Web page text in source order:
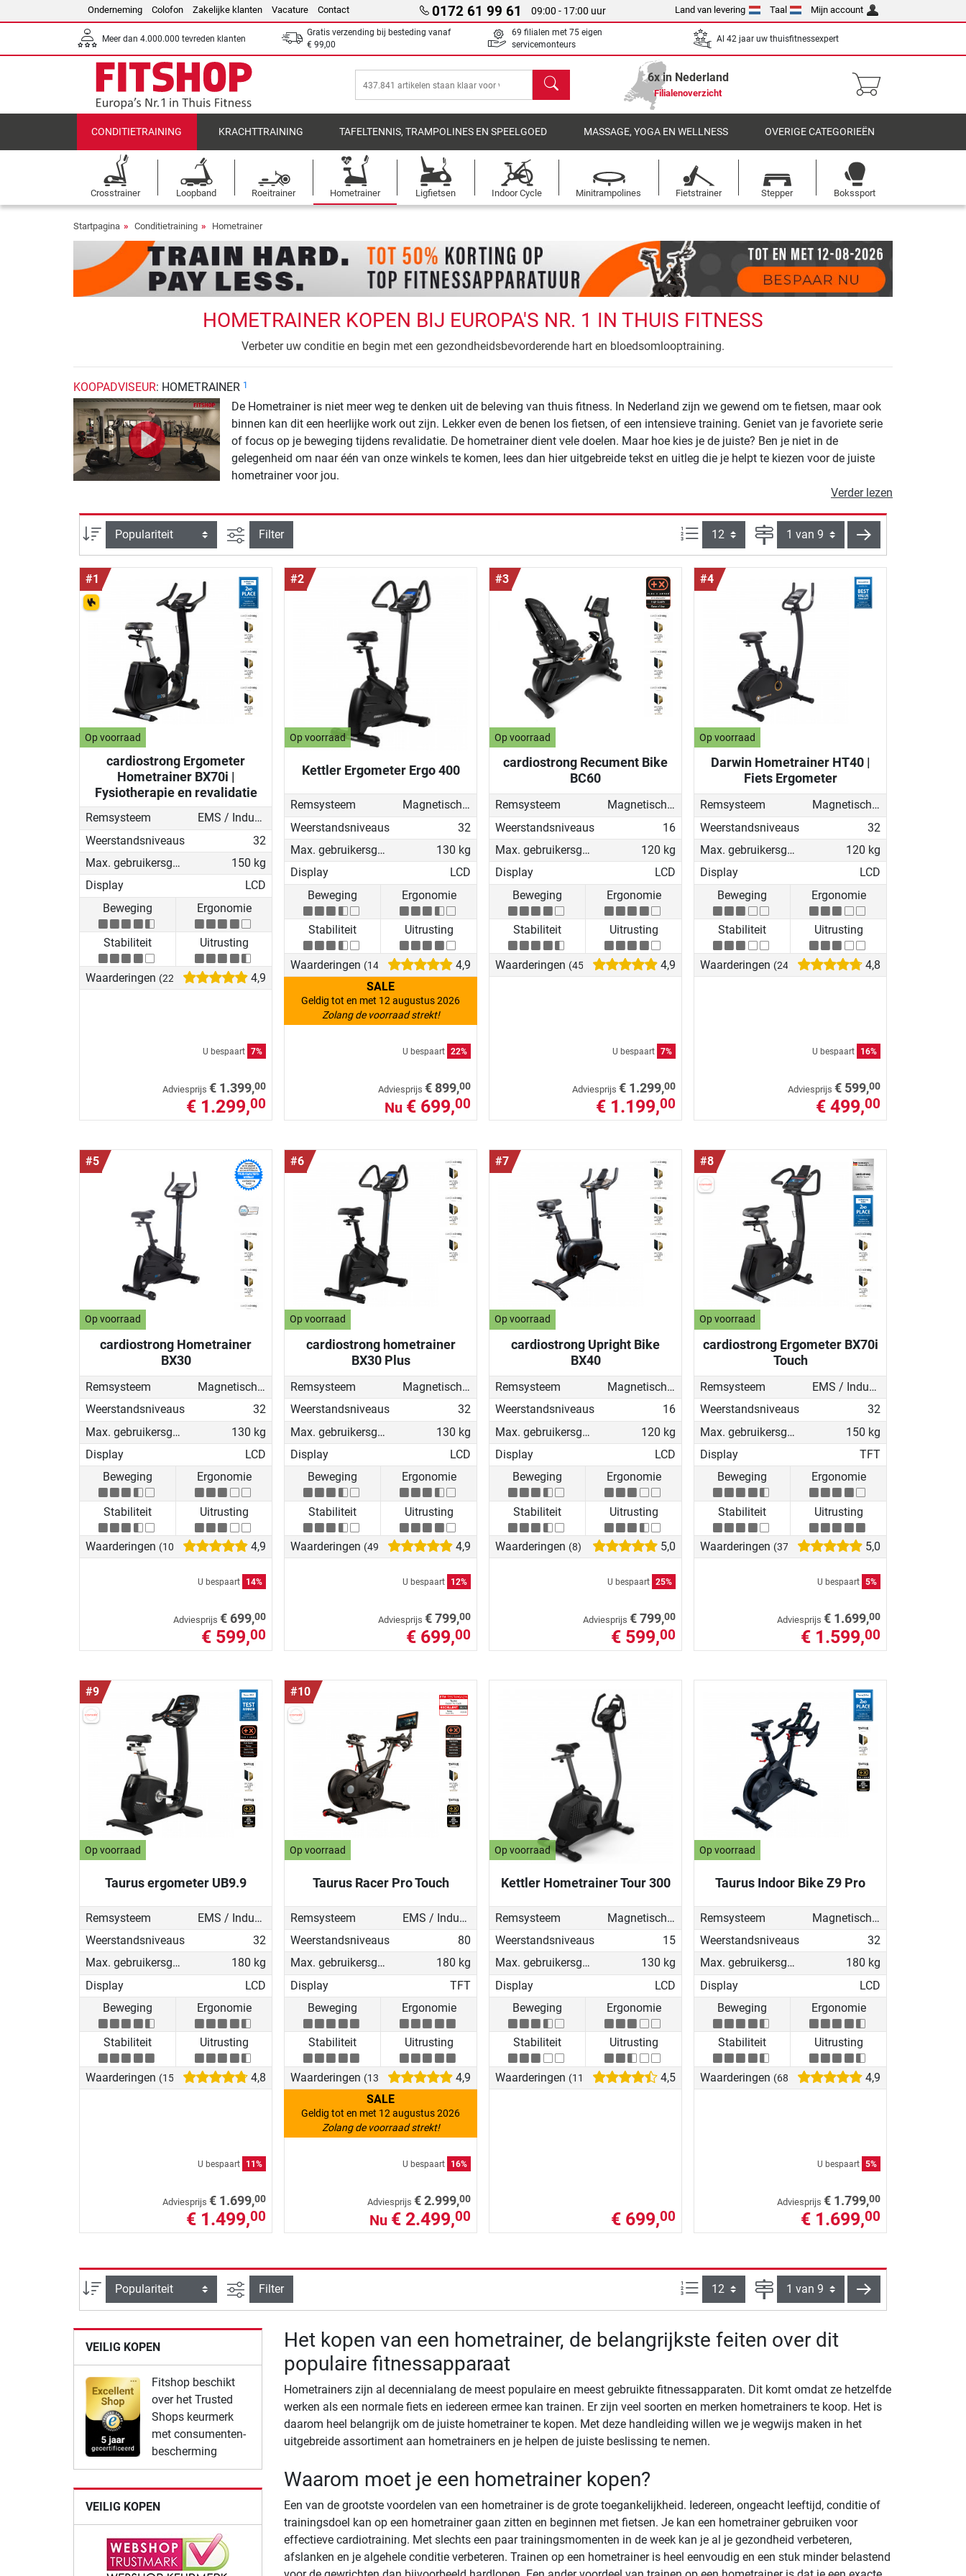
Onderneming Colofon Zakelijke klanten Vacature Contact 0172 61 99 61 09:00 - 17:00 uur Land van levering Taal Mijn account
Meer dan 4.000.000 tevreden klanten
Gratis verzending bij besteding vanaf
€ 99,00
69 filialen met 75 eigen
servicemonteurs
Al 42 jaar uw thuisfitnessexpert
Zoeken 6x in Nederland
Filialenoverzicht
CONDITIETRAINING KRACHTTRAINING TAFELTENNIS, TRAMPOLINES EN SPEELGOED MASSAGE, YOGA EN WELLNESS OVERIGE CATEGORIEËN
Crosstrainer Loopband Roeitrainer Hometrainer Ligfietsen Indoor Cycle Minitrampolines Fietstrainer Stepper Bokssport
Startpagina Conditietraining Hometrainer
HOMETRAINER KOPEN BIJ EUROPA'S NR. 1 IN THUIS FITNESS
Verbeter uw conditie en begin met een gezondheidsbevorderende hart en bloedsomlooptraining.
KOOPADVISEUR: HOMETRAINER 1
De Hometrainer is niet meer weg te denken uit de beleving van thuis fitness. In Nederland zijn we gewend om te fietsen, maar ook
binnen kan dit een heerlijke work out zijn. Lekker even de benen los fietsen, of een intensieve training. Geniet van je favoriete serie
of focus op je beweging tijdens revalidatie. De hometrainer dient vele doelen. Maar hoe kies je de juiste? Ben je niet in de
gelegenheid om naar één van onze winkels te komen, lees dan hier uitgebreide tekst en uitleg die je helpt te kiezen voor de juiste
hometrainer voor jou.
Verder lezen
Sortering Zoeken binnen de resultaten
Filter Artikelen per pagina:
Pagina verder
#1
Op voorraad
cardiostrong Ergometer
Hometrainer BX70i |
Fysiotherapie en revalidatie
Remsysteem
EMS / Inductierem
Weerstandsniveaus
32
Max. gebruikersgewicht
150 kg
Display
LCD
Beweging
Ergonomie
Stabiliteit Uitrusting
Waarderingen (223) 4,9
U bespaart 7%
Adviesprijs € 1.399,00
€ 1.299,00
#2
Op voorraad
Kettler Ergometer Ergo 400
Remsysteem
Magnetisch - gemotoriseerd
Weerstandsniveaus
32
Max. gebruikersgewicht
130 kg
Display
LCD
Beweging
Ergonomie
Stabiliteit Uitrusting
Waarderingen (14)
4,9
SALE
Geldig tot en met 12 augustus 2026
Zolang de voorraad strekt!
U bespaart 22%
Adviesprijs € 899,00
Nu € 699,00
#3
Op voorraad
cardiostrong Recument Bike
BC60
Remsysteem
Magnetisch - gemotoriseerd
Weerstandsniveaus
16
Max. gebruikersgewicht
120 kg
Display
LCD
Beweging
Ergonomie
Stabiliteit Uitrusting
Waarderingen (45) 4,9
U bespaart 7%
Adviesprijs € 1.299,00
€ 1.199,00
#4
Op voorraad
Darwin Hometrainer HT40 |
Fiets Ergometer
Remsysteem
Magnetisch - gemotoriseerd
Weerstandsniveaus
32
Max. gebruikersgewicht
120 kg
Display
LCD
Beweging
Ergonomie
Stabiliteit Uitrusting
Waarderingen (24) 4,8
U bespaart 16%
Adviesprijs € 599,00
€ 499,00
#5
Op voorraad
cardiostrong Hometrainer
BX30
Remsysteem
Magnetisch - gemotoriseerd
Weerstandsniveaus
32
Max. gebruikersgewicht
130 kg
Display
LCD
Beweging
Ergonomie
Stabiliteit Uitrusting
Waarderingen (101) 4,9
U bespaart 14%
Adviesprijs € 699,00
€ 599,00
#6
Op voorraad
cardiostrong hometrainer
BX30 Plus
Remsysteem
Magnetisch - gemotoriseerd
Weerstandsniveaus
32
Max. gebruikersgewicht
130 kg
Display
LCD
Beweging
Ergonomie
Stabiliteit Uitrusting
Waarderingen (49) 4,9
U bespaart 12%
Adviesprijs € 799,00
€ 699,00
#7
Op voorraad
cardiostrong Upright Bike
BX40
Remsysteem
Magnetisch - gemotoriseerd
Weerstandsniveaus
16
Max. gebruikersgewicht
120 kg
Display
LCD
Beweging
Ergonomie
Stabiliteit Uitrusting
Waarderingen (8) 5,0
U bespaart 25%
Adviesprijs € 799,00
€ 599,00
#8
Op voorraad
cardiostrong Ergometer BX70i
Touch
Remsysteem
EMS / Inductierem
Weerstandsniveaus
32
Max. gebruikersgewicht
150 kg
Display
TFT
Beweging
Ergonomie
Stabiliteit Uitrusting
Waarderingen (37) 5,0
U bespaart 5%
Adviesprijs € 1.699,00
€ 1.599,00
#9
Op voorraad
Taurus ergometer UB9.9
Remsysteem
EMS / Inductierem
Weerstandsniveaus
32
Max. gebruikersgewicht
180 kg
Display
LCD
Beweging
Ergonomie
Stabiliteit Uitrusting
Waarderingen (15) 4,8
U bespaart 11%
Adviesprijs € 1.699,00
€ 1.499,00
#10
Op voorraad
Taurus Racer Pro Touch
Remsysteem
EMS / Inductierem
Weerstandsniveaus
80
Max. gebruikersgewicht
180 kg
Display
TFT
Beweging
Ergonomie
Stabiliteit Uitrusting
Waarderingen (13)
4,9
SALE
Geldig tot en met 12 augustus 2026
Zolang de voorraad strekt!
U bespaart 16%
Adviesprijs € 2.999,00
Nu € 2.499,00
Op voorraad
Kettler Hometrainer Tour 300
Remsysteem
Magnetisch - gemotoriseerd
Weerstandsniveaus
15
Max. gebruikersgewicht
130 kg
Display
LCD
Beweging
Ergonomie
Stabiliteit Uitrusting
Waarderingen (11) 4,5
€ 699,00
Op voorraad
Taurus Indoor Bike Z9 Pro
Remsysteem
Magnetisch - gemotoriseerd
Weerstandsniveaus
32
Max. gebruikersgewicht
180 kg
Display
LCD
Beweging
Ergonomie
Stabiliteit Uitrusting
Waarderingen (68) 4,9
U bespaart 5%
Adviesprijs € 1.799,00
€ 1.699,00
Sortering Zoeken binnen de resultaten
Filter Artikelen per pagina:
Pagina verder
VEILIG KOPEN
Fitshop beschikt
over het Trusted
Shops keurmerk
met consumenten-
bescherming
VEILIG KOPEN
Het kopen van een hometrainer, de belangrijkste feiten over dit
populaire fitnessapparaat
Hometrainers zijn al decennialang de meest populaire en meest gebruikte fitnessapparaten. Dit komt omdat ze hetzelfde
werken als een normale fiets en iedereen ermee kan trainen. Er zijn veel soorten en merken hometrainers te koop. Het is
daarom heel belangrijk om de juiste hometrainer te kopen. Met deze handleiding willen we je wegwijs maken in het
uitgebreide assortiment aan hometrainers en je helpen de juiste beslissing te nemen.
Waarom moet je een hometrainer kopen?
Een van de grootste voordelen van een hometrainer is de grote toegankelijkheid. Iedereen, ongeacht leeftijd, conditie of
trainingsdoel kan op een hometrainer gaan zitten en beginnen met fietsen. Je kan een hometrainer gebruiken voor
effectieve cardiotraining. Met slechts een paar trainingsmomenten in de week kan je al je gezondheid verbeteren,
afslanken en je algehele conditie verbeteren. Trainen op een hometrainer is heel eenvoudig en een stuk minder belastend